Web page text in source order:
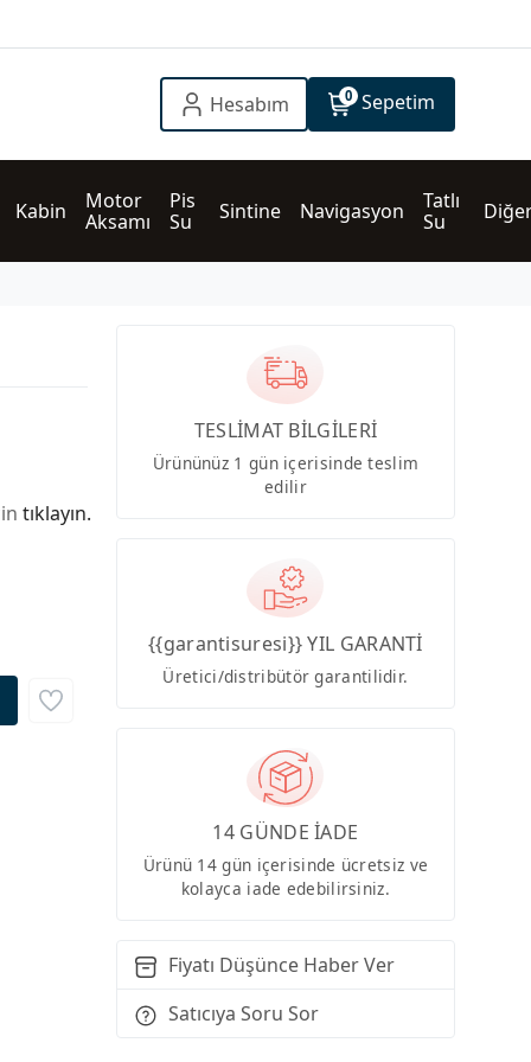
Hesabım 0 Sepetim
Kabin
Motor
Aksamı
Pis
Su
Sintine Navigasyon
Tatlı
Su
tıklayın.
TESLİMAT BİLGİLERİ
Ürününüz 1 gün içerisinde teslim
edilir
{{garantisuresi}} YIL GARANTİ
Üretici/distribütör garantilidir.
14 GÜNDE İADE
Ürünü 14 gün içerisinde ücretsiz ve
kolayca iade edebilirsiniz.
Fiyatı Düşünce Haber Ver
Satıcıya Soru Sor